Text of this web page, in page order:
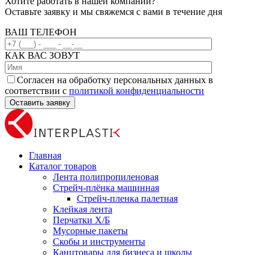
Оставьте заявку и мы свяжемся с вами в течение дня
ВАШ ТЕЛЕФОН
КАК ВАС ЗОВУТ
Согласен на обработку персональных данных в
соответствии с политикой конфиденциальности
Главная
Каталог товаров
Лента полипропиленовая
Стрейч-плёнка машинная
Стрейч-пленка палетная
Клейкая лента
Перчатки Х/Б
Мусорные пакеты
Скобы и инструменты
Канцтовары для бизнеса и школы